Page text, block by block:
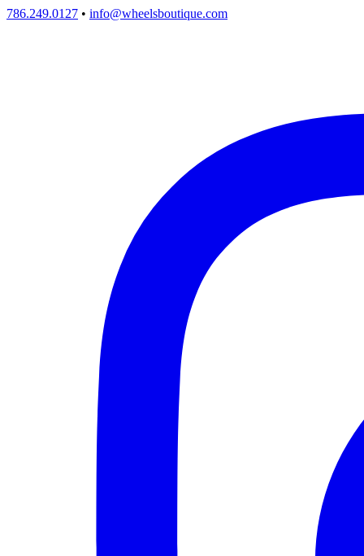
786.249.0127 • info@wheelsboutique.com